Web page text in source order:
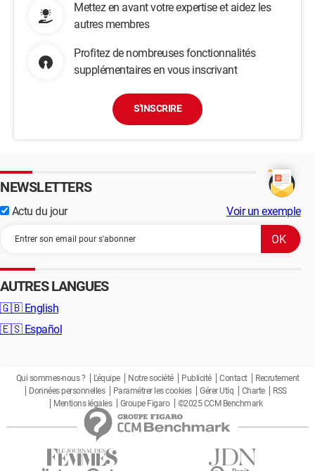
Mettez en avant votre expertise et aidez les
autres membres
Profitez de nombreuses fonctionnalités
supplémentaires en vous inscrivant
S'INSCRIRE
NEWSLETTERS
Actu du jour Voir un exemple
AUTRES LANGUES
🇬🇧 English
🇪🇸 Español
Qui sommes-nous ? L'équipe Notre société Publicité Contact
Recrutement
Données personnelles
Paramétrer les cookies Gérer Utiq Charte
RSS
Mentions légales
Groupe Figaro ©2025 CCM Benchmark